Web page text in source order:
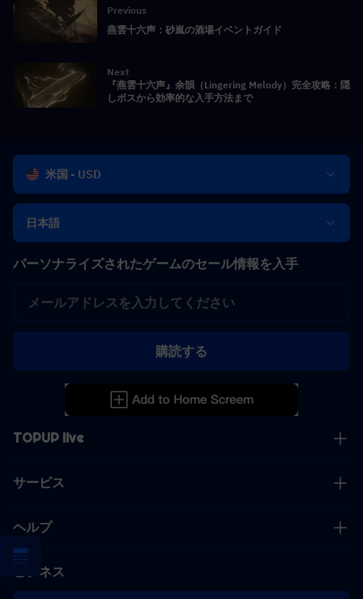
Previous
燕雲十六声：砂嵐の酒場イベントガイド
Next
『燕雲十六声』余韻（Lingering Melody）完全攻略：隠
しボスから効率的な入手方法まで
米国 - USD
日本語
TOPUP live
サービス
ヘルプ
ビジネス
パーソナライズされたゲームのセール情報を入手
購読する